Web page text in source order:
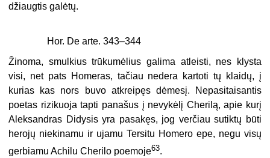
džiaugtis galėtų.
Hor. De arte. 343–344
Žinoma, smulkius trūkumėlius galima atleisti, nes klysta
visi, net pats Homeras, tačiau nedera kartoti tų klaidų, į
kurias kas nors buvo atkreipęs dėmesį. Nepasitaisantis
poetas rizikuoja tapti panašus į nevykėlį Cherilą, apie kurį
Aleksandras Didysis yra pasakęs, jog verčiau sutiktų būti
herojų niekinamu ir ujamu Tersitu Homero epe, negu visų
gerbiamu Achilu Cherilo poemoje63.